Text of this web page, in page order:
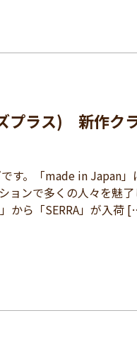
プラス) 新作ク
す。「made in Japan」
ョンで多くの人々を魅了
」から「SERRA」が入荷